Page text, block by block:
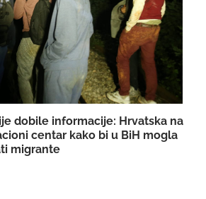
dobile informacije: Hrvatska na
centar kako bi u BiH mogla
migrante